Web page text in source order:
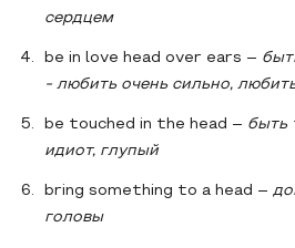
сердцем
be in love head over ears –
- любить очень сильно,
be touched in the head – быть
идиот, глупый
bring something to a head –
головы